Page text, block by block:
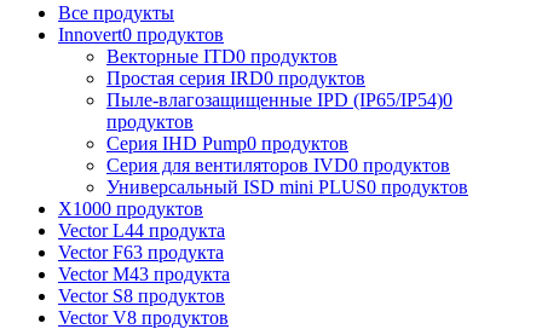
Все продукты
Innovert0 продуктов
Векторные ITD0 продуктов
Простая серия IRD0 продуктов
Пыле-влагозащищенные IPD (IP65/IP54)0
продуктов
Серия IHD Pump0 продуктов
Серия для вентиляторов IVD0 продуктов
Универсальный ISD mini PLUS0 продуктов
X1000 продуктов
Vector L44 продукта
Vector F63 продукта
Vector M43 продукта
Vector S8 продуктов
Vector V8 продуктов